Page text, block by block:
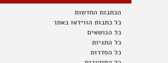
הכתבות החדשות
כל כתבות הווידאו באתר
כל הנושאים
כל התגיות
כל הסדרות